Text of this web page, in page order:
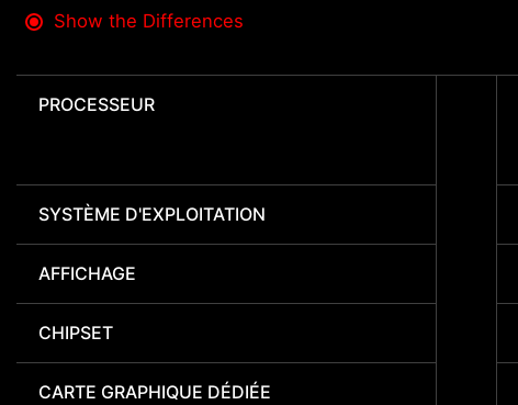
Show the Differences
PROCESSEUR
SYSTÈME D'EXPLOITATION
AFFICHAGE
CHIPSET
CARTE GRAPHIQUE DÉDIÉE